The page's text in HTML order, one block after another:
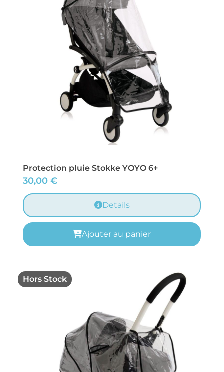
Protection pluie Stokke YOYO 6+
30,00 €
Details
Ajouter au panier
Hors Stock